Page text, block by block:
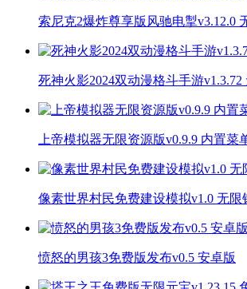
索尼克2爆炸尊享版风驰电掣v3.12.0
死神火影2024双动漫格斗手游v1.3.72
上帝模拟器无限资源版v0.9.9 内置菜
像素世界村民免费建设模拟v1.0 无限
愤怒的男孩3免费版发布v0.5 安卓版